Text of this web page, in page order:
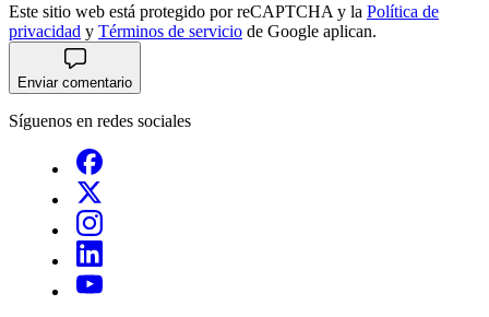
Este sitio web está protegido por reCAPTCHA y la Política de
privacidad y Términos de servicio de Google aplican.
Enviar comentario
Síguenos en redes sociales